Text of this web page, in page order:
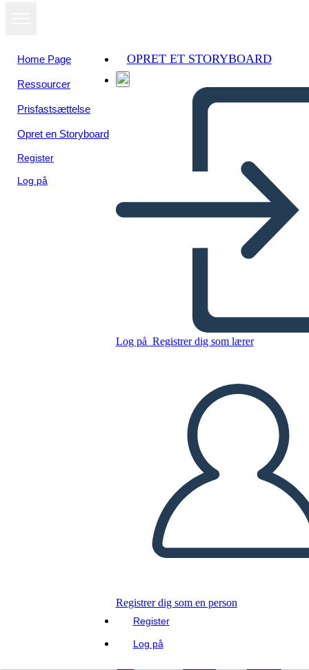
Home Page
Ressourcer
Prisfastsættelse
Opret en Storyboard
Register
Log på
OPRET ET STORYBOARD
Log på Registrer dig som lærer
Registrer dig som en person
Register
Log på
AFSPIL DIASSHOW
LÆS FOR MIG